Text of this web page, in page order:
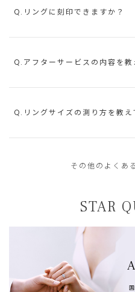
Q.リングに刻印できますか？
Q.アフターサービスの内容を教
Q.リングサイズの測り方を教え
その他のよくあ
STAR